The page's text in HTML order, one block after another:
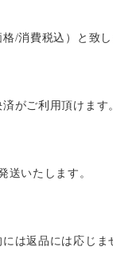
/消費税込）と致し
がご利用頂けま
送いたします。
は返品には応じま